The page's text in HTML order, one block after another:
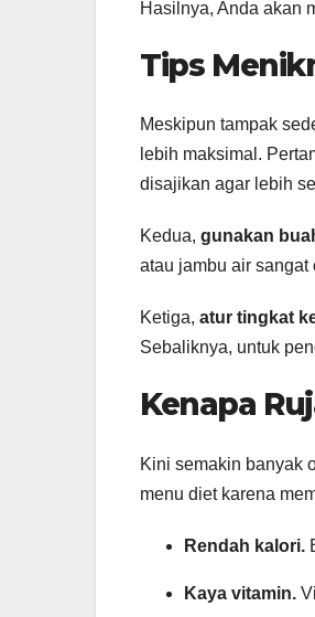
Hasilnya, Anda akan
Tips
Meskipun tampak
lebih maksimal.
disajikan agar lebih
Kedua, gunakan
atau jambu air
Ketiga, atur tingkat
Sebaliknya, untuk
Kenapa
Kini semakin banyak
menu diet karena
Rendah kalori.
Kaya vitamin.